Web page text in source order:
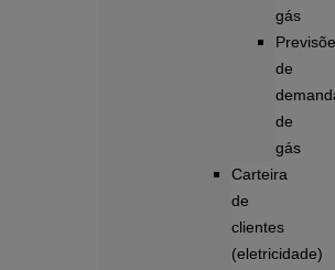
gás
de
de
gás
Carteira
de
clientes
(eletricidade)